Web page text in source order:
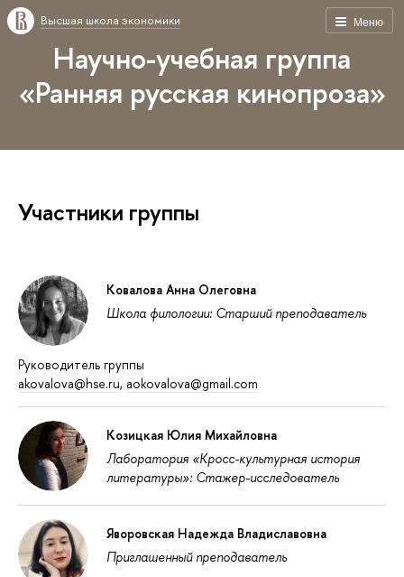
Меню
Высшая школа экономики
Научно-учебная группа
«Ранняя русская кинопроза»
Участники группы
Ковалова Анна Олеговна
Школа филологии: Старший преподаватель
Руководитель группы
akovalova@hse.ru, aokovalova@gmail.com
Козицкая Юлия Михайловна
Лаборатория «Кросс-культурная история
литературы»: Стажер-исследователь
Яворовская Надежда Владиславовна
Приглашенный преподаватель